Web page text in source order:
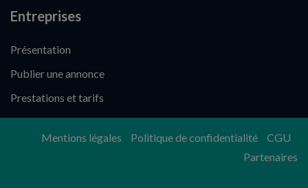
Entreprises
Présentation
Publier une annonce
Prestations et tarifs
Mentions légales Politique de confidentialité
CGU
Partenaires